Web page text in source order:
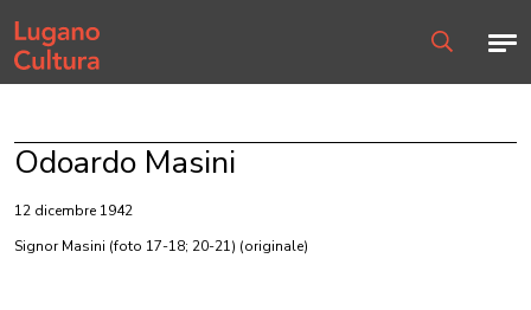
Home page
Odoardo Masini
12 dicembre 1942
Signor Masini (foto 17-18; 20-21) (originale)